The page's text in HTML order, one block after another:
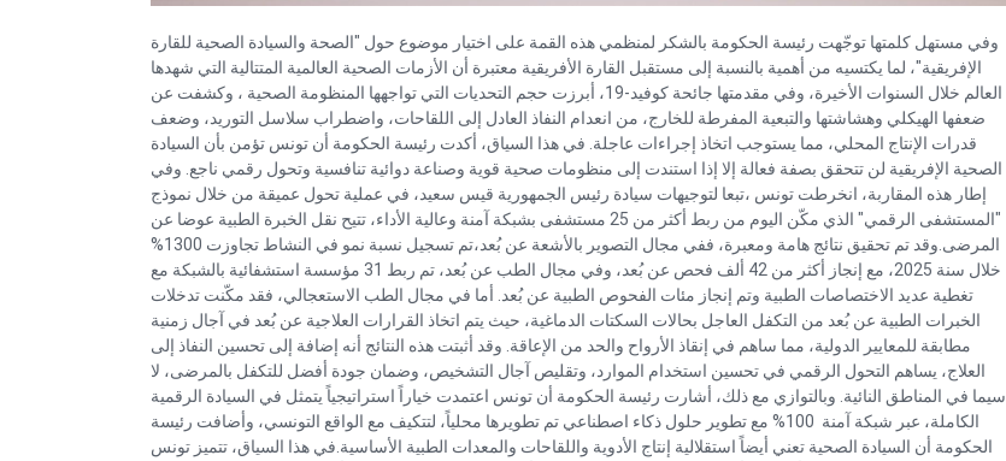
وفي مستهل كلمتها توجّهت رئيسة الحكومة بالشكر لمنظمي هذه القمة على اختيار موضوع حول "الصحة والسيادة الصحية للقارة
الإفريقية"، لما يكتسيه من أهمية بالنسبة إلى مستقبل القارة الأفريقية معتبرة أن الأزمات الصحية العالمية المتتالية التي شهدها
العالم خلال السنوات الأخيرة، وفي مقدمتها جائحة كوفيد-19، أبرزت حجم التحديات التي تواجهها المنظومة الصحية ، وكشفت عن
ضعفها الهيكلي وهشاشتها والتبعية المفرطة للخارج، من انعدام النفاذ العادل إلى اللقاحات، واضطراب سلاسل التوريد، وضعف
قدرات الإنتاج المحلي، مما يستوجب اتخاذ إجراءات عاجلة. في هذا السياق، أكدت رئيسة الحكومة أن تونس تؤمن بأن السيادة
الصحية الإفريقية لن تتحقق بصفة فعالة إلا إذا استندت إلى منظومات صحية قوية وصناعة دوائية تنافسية وتحول رقمي ناجع. وفي
إطار هذه المقاربة، انخرطت تونس ،تبعا لتوجيهات سيادة رئيس الجمهورية قيس سعيد، في عملية تحول عميقة من خلال نموذج
"المستشفى الرقمي" الذي مكّن اليوم من ربط أكثر من 25 مستشفى بشبكة آمنة وعالية الأداء، تتيح نقل الخبرة الطبية عوضا عن
المرضى.وقد تم تحقيق نتائج هامة ومعبرة، ففي مجال التصوير بالأشعة عن بُعد،تم تسجيل نسبة نمو في النشاط تجاوزت 1300%
خلال سنة 2025، مع إنجاز أكثر من 42 ألف فحص عن بُعد، وفي مجال الطب عن بُعد، تم ربط 31 مؤسسة استشفائية بالشبكة مع
تغطية عديد الاختصاصات الطبية وتم إنجاز مئات الفحوص الطبية عن بُعد. أما في مجال الطب الاستعجالي، فقد مكّنت تدخلات
الخبرات الطبية عن بُعد من التكفل العاجل بحالات السكتات الدماغية، حيث يتم اتخاذ القرارات العلاجية عن بُعد في آجال زمنية
مطابقة للمعايير الدولية، مما ساهم في إنقاذ الأرواح والحد من الإعاقة. وقد أثبتت هذه النتائج أنه إضافة إلى تحسين النفاذ إلى
العلاج، يساهم التحول الرقمي في تحسين استخدام الموارد، وتقليص آجال التشخيص، وضمان جودة أفضل للتكفل بالمرضى، لا
سيما في المناطق النائية. وبالتوازي مع ذلك، أشارت رئيسة الحكومة أن تونس اعتمدت خياراً استراتيجياً يتمثل في السيادة الرقمية
الكاملة، عبر شبكة آمنة 100% مع تطوير حلول ذكاء اصطناعي تم تطويرها محلياً، لتتكيف مع الواقع التونسي، وأضافت رئيسة
الحكومة أن السيادة الصحية تعني أيضاً استقلالية إنتاج الأدوية واللقاحات والمعدات الطبية الأساسية.في هذا السياق، تتميز تونس